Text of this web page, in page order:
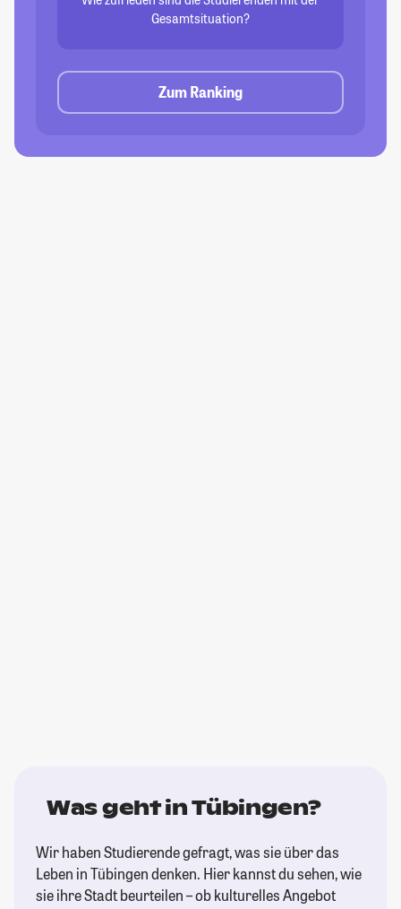
Gesamtsituation?
Zum Ranking
Was geht in Tübingen?
Wir haben Studierende gefragt, was sie über das
Leben in Tübingen denken. Hier kannst du sehen, wie
sie ihre Stadt beurteilen – ob kulturelles Angebot